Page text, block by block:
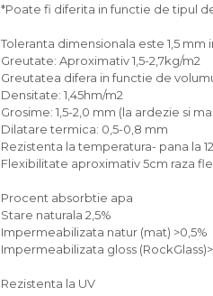
*Poate fi diferita in functie de tipul
Toleranta dimensionala este 1,5 mm
Greutate: Aproximativ 1,5-2,7kg/m2
Greutatea difera in functie de
Densitate: 1,45hm/m2
Grosime: 1,5-2,0 mm (la ardezie si
Dilatare termica: 0,5-0,8 mm
Rezistenta la temperatura- pana la
Flexibilitate aproximativ 5cm raza
Procent absorbtie apa
Stare naturala 2,5%
Impermeabilizata natur (mat) >0,5%
Impermeabilizata gloss
Rezistenta la UV